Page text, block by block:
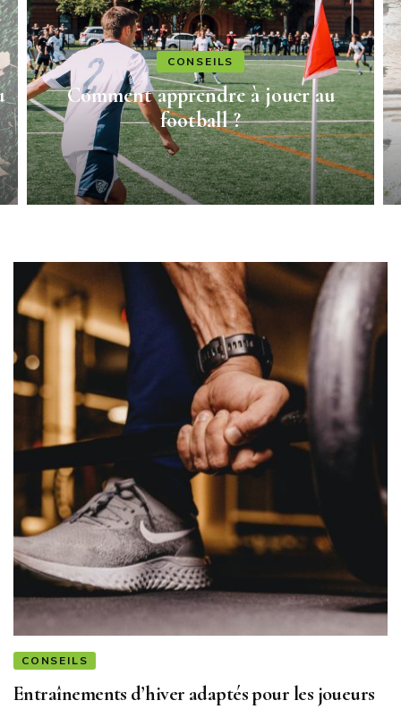
CONSEILS
Comment apprendre à jouer au
football ?
CONSEILS
Entraînements d’hiver adaptés pour les joueurs